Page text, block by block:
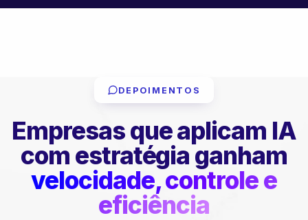
DEPOIMENTOS
Empresas que aplicam IA
com estratégia ganham
velocidade, controle e
eficiência